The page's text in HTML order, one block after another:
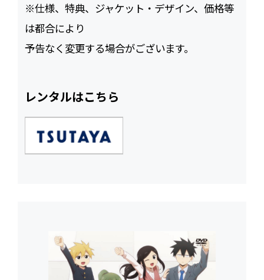
※仕様、特典、ジャケット・デザイン、価格等
は都合により
予告なく変更する場合がございます。
レンタルはこちら